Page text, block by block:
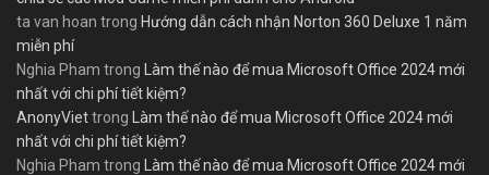
ta van hoan trong Hướng dẫn cách nhận Norton 360 Deluxe 1 năm
miễn phí
Nghia Pham trong Làm thế nào để mua Microsoft Office 2024 mới
nhất với chi phí tiết kiệm?
AnonyViettrong Làm thế nào để mua Microsoft Office 2024 mới
nhất với chi phí tiết kiệm?
Nghia Pham trong Làm thế nào để mua Microsoft Office 2024 mới